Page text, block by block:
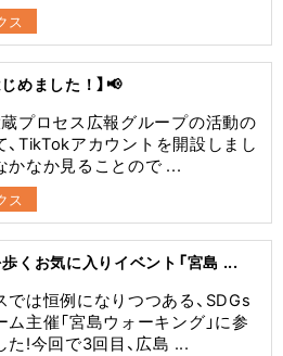
ス
めました！】📢
蔵プロセス広報グループの活動の
、TikTokアカウントを開設しまし
かなか見ることので ...
ス
くお気に入りイベント「宮島 ...
では恒例になりつつある、SDGs
主催「宮島ウォーキング」に参
た!今回で3回目、広島 ...